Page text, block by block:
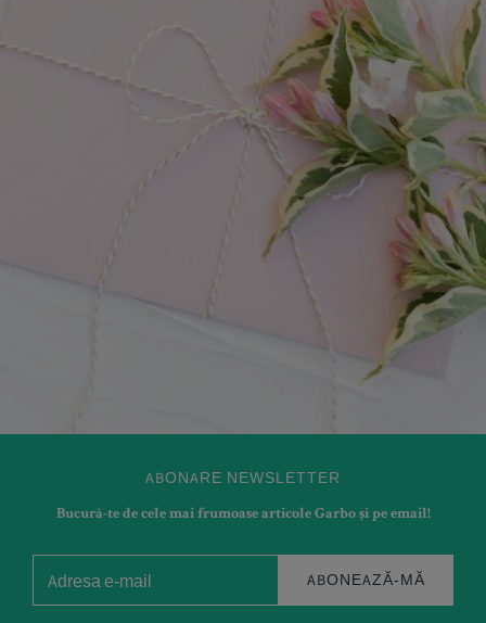
ABONARE NEWSLETTER
Bucură-te de cele mai frumoase articole Garbo și pe email!
ABONEAZĂ-MĂ